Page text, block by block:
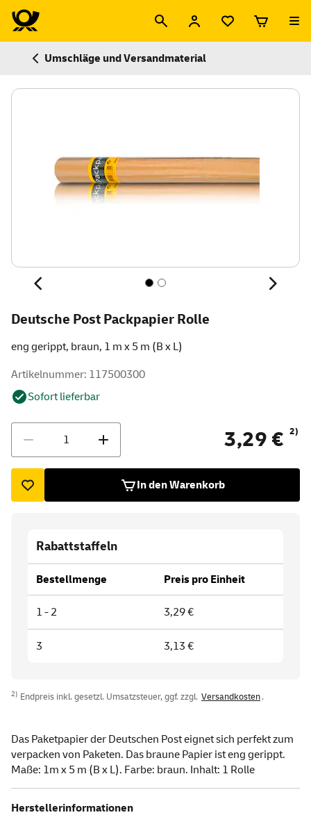
Umschläge und Versandmaterial
Deutsche Post Packpapier Rolle
eng gerippt, braun, 1 m x 5 m (B x L)
Artikelnummer: 117500300
Sofort lieferbar
3,29 € 2)
In den Warenkorb
Rabattstaffeln
Bestellmenge Preis pro Einheit
1 - 2 3,29 €
3 3,13 €
2) Endpreis inkl. gesetzl. Umsatzsteuer, ggf. zzgl. Versandkosten.
Das Paketpapier der Deutschen Post eignet sich perfekt zum
verpacken von Paketen. Das braune Papier ist eng gerippt.
Maße: 1m x 5 m (B x L). Farbe: braun. Inhalt: 1 Rolle
Herstellerinformationen